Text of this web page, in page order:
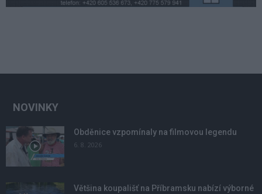
NOVINKY
Obděnice vzpomínaly na filmovou legendu
6. 8. 2026
Většina koupališť na Příbramsku nabízí výborné